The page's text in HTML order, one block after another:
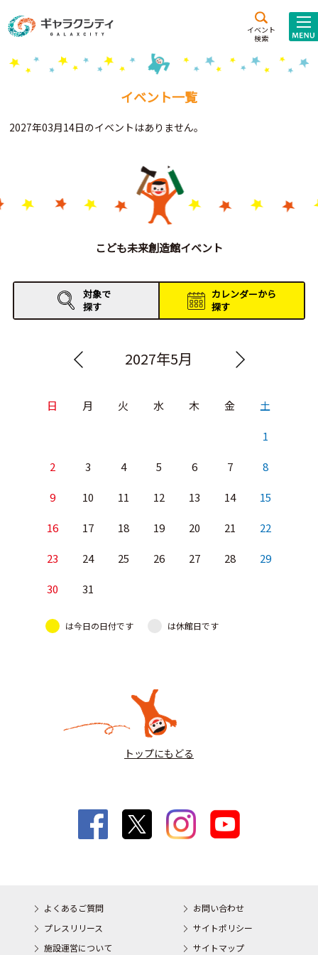
イベント
検索
施設案内
こども
西新井
施設･
Gがくえん
お知らせ
イベントレポート
イベント一覧
2027年03月14日のイベントはありません。
こども未来創造館イベント
対象で
探す
カレンダーから
探す
2027年5月
日 月 火 水 木 金 土
1
2 3 4 5 6 7 8
9 10 11 12 13 14 15
16 17 18 19 20 21 22
23 24 25 26 27 28 29
30 31
は今日の日付です は休館日です
トップにもどる
よくあるご質問
お問い合わせ
プレスリリース
サイトポリシー
施設運営について
サイトマップ